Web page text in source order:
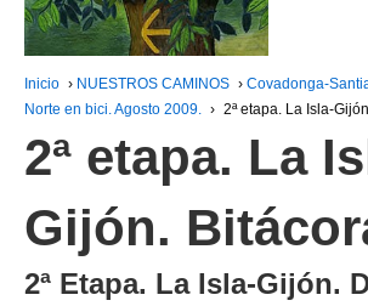
Inicio › NUESTROS CAMINOS › Covadonga-
Norte en bici. Agosto 2009. › 2ª etapa. La Isla-
2ª etapa. La
Gijón.
2ª Etapa. La Isla-Gijón.